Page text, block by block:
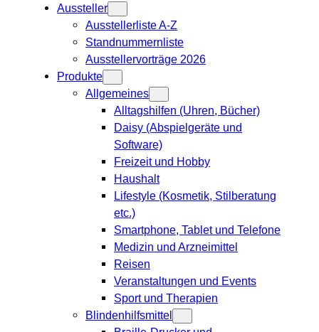
Aussteller
Ausstellerliste A-Z
Standnummernliste
Ausstellervorträge 2026
Produkte
Allgemeines
Alltagshilfen (Uhren, Bücher)
Daisy (Abspielgeräte und
Software)
Freizeit und Hobby
Haushalt
Lifestyle (Kosmetik, Stilberatung
etc.)
Smartphone, Tablet und Telefone
Medizin und Arzneimittel
Reisen
Veranstaltungen und Events
Sport und Therapien
Blindenhilfsmittel